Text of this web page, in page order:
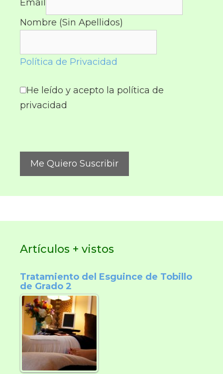
Email
Nombre (Sin Apellidos)
Política de Privacidad
He leído y acepto la política de
privacidad
Artículos + vistos
Tratamiento del Esguince de Tobillo
de Grado 2